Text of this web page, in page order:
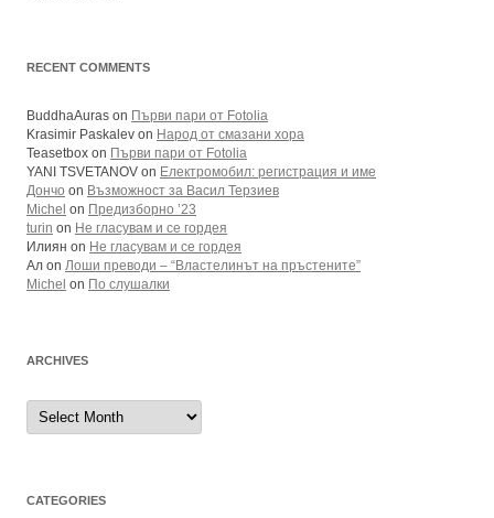
RECENT COMMENTS
BuddhaAuras on Първи пари от Fotolia
Krasimir Paskalev on Народ от смазани хора
Teasetbox on Първи пари от Fotolia
YANI TSVETANOV on Електромобил: регистрация и име
Дончо on Възможност за Васил Терзиев
Michel on Предизборно ’23
turin on Не гласувам и се гордея
Илиян on Не гласувам и се гордея
Ал on Лоши преводи – “Властелинът на пръстените”
Michel on По слушалки
ARCHIVES
Archives
CATEGORIES